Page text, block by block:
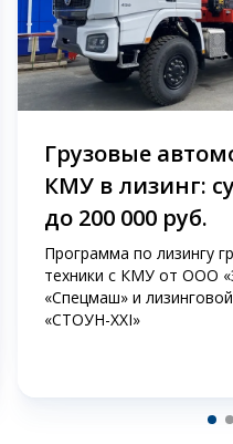
Грузовые
КМУ в лизинг:
до 200 000 руб.
Программа по лизингу
техники с КМУ от ООО
«Спецмаш» и
«СТОУН-XXI»